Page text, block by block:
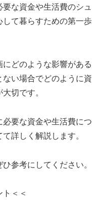
な資金や生活費のシュ
して暮らすための第一歩
どのような影響がある
い場合でどのように資
切です。
要な資金や生活費につ
詳しく解説します。
参考にしてください。
＜＜